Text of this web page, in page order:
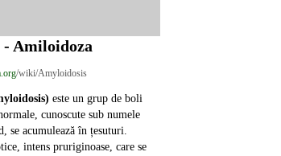
Amiloidoza
/wiki/Amyloidosis
este un grup de boli
cunoscute sub numele
se acumulează în țesuturi.
intens pruriginoase, care se